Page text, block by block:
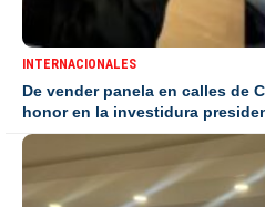
INTERNACIONALES
De vender panela en calles de
honor en la investidura